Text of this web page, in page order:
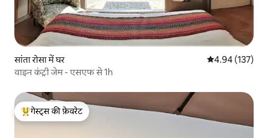
सांता रोसा में घर औसत रेटिंग 5 में से
4.94 (137)
वाइन कंट्री जेम - एसएफ से 1h
गेस्ट्स का टॉप फ़ेवरेट
गेस्ट्स की फ़ेवरेट